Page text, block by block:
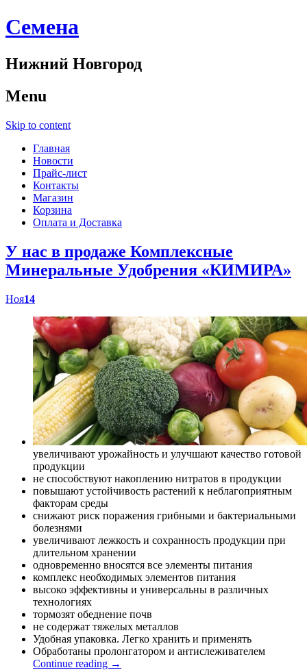
Cемена
Нижний Новгород
Menu
Skip to content
Главная
Новости
Прайс-лист
Контакты
Магазин
Корзина
Оплата и Доставка
У нас в продаже Комплексные
Минеральные Удобрения «КИМИРА»
Ноя14
увеличивают урожайность и улучшают качество готовой
продукции
не способствуют накоплению нитратов в продукции
повышают устойчивость растений к неблагоприятным
факторам среды
снижают риск поражения грибными и бактериальными
болезнями
увеличивают лежкость и сохранность продукции при
длительном хранении
одновременно вносятся все элементы питания
комплекс необходимых элементов питания
высоко эффективны и универсальны в различных
технологиях
тормозят обеднение почв
не содержат тяжелых металлов
Удобная упаковка. Легко хранить и применять
Обработаны пролонгатором и антислеживателем
Continue reading →